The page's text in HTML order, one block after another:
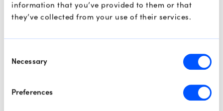
information that you’ve provided to them or that
they’ve collected from your use of their services.
Selection
Necessary
Preferences
พร้อมที่จะเทรดกับเรา
แล้วหรือยัง?